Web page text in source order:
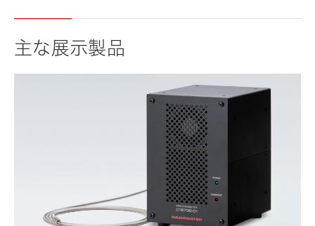
主な展示製品